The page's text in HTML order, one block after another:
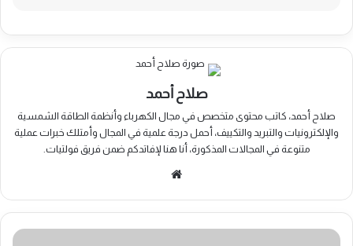
صلاح أحمد
صلاح أحمد، كاتب محتوى متخصص في مجال الكهرباء وأنظمة الطاقة الشمسية
والإلكترونيات والتبريد والتكييف، أحمل درجة علمية في المجال وأمتلك خبرات عملية
متنوعة في المجالات المذكورة، أنا هنا لإفاتدكم ضمن فريق فولتيات.
الفرق